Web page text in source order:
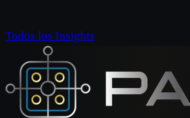
Todos los Insights